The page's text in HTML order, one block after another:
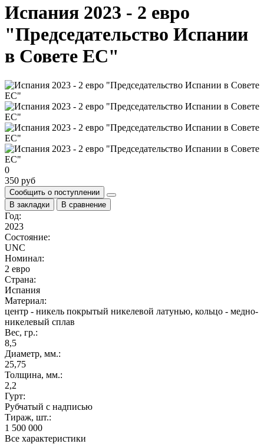
Испания 2023 - 2 евро
"Председательство Испании
в Совете ЕС"
0
350 руб
Сообщить о поступлении
В закладки
В сравнение
Год:
2023
Состояние:
UNC
Номинал:
2 евро
Страна:
Испания
Материал:
центр - никель покрытый никелевой латунью, кольцо - медно-
никелевый сплав
Вес, гр.:
8,5
Диаметр, мм.:
25,75
Толщина, мм.:
2,2
Гурт:
Рубчатый с надписью
Тираж, шт.:
1 500 000
Все характеристики